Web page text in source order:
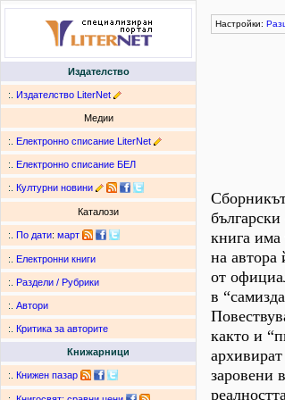
Издателство
:. Издателство LiterNet
Медии
:. Електронно списание LiterNet
:. Електронно списание БЕЛ
:. Културни новини
Каталози
:. По дати: март
:. Електронни книги
:. Раздели / Рубрики
:. Автори
:. Критика за авторите
Книжарници
:. Книжен пазар
Настройки:
книга има
на автора
от
в
както и
заровени